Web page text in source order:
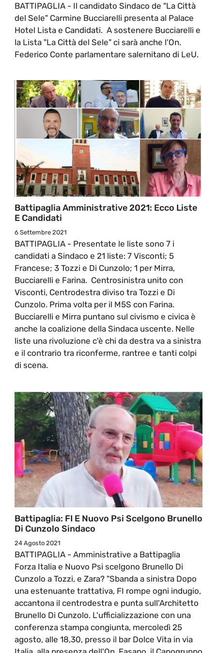
BATTIPAGLIA - Il candidato Sindaco de "La Città
del Sele" Carmine Bucciarelli presenta al Palace
Hotel Lista e Candidati. A sostenere Bucciarelli e
la Lista "La Città del Sele" ci sarà anche l'On.
Federico Conte parlamentare salernitano di LeU.
Battipaglia Amministrative 2021: Ecco Liste
E Candidati
6 Settembre 2021
BATTIPAGLIA - Presentate le liste sono 7 i
candidati a Sindaco e 21 liste: 7 Visconti; 5
Francese; 3 Tozzi e Di Cunzolo; 1 per Mirra,
Bucciarelli e Farina. Centrosinistra unito con
Visconti, Centrodestra diviso tra Tozzi e Di
Cunzolo. Prima volta per il M5S con Farina.
Bucciarelli e Mirra puntano sul civismo e civica è
anche la coalizione della Sindaca uscente. Nelle
liste una rivoluzione c'è chi da destra va a sinistra
e il contrario tra riconferme, rantree e tanti colpi
di scena.
Battipaglia: FI E Nuovo Psi Scelgono Brunello
Di Cunzolo Sindaco
24 Agosto 2021
BATTIPAGLIA - Amministrative a Battipaglia
Forza Italia e Nuovo Psi scelgono Brunello Di
Cunzolo a Tozzi, e Zara? "Sbanda a sinistra Dopo
una estenuante trattativa, FI rompe ogni indugio,
accantona il centrodestra e punta sull'Architetto
Brunello Di Cunzolo. L'ufficializzazione con una
conferenza stampa congiunta, mercoledì 25
agosto, alle 18,30, presso il bar Dolce Vita in via